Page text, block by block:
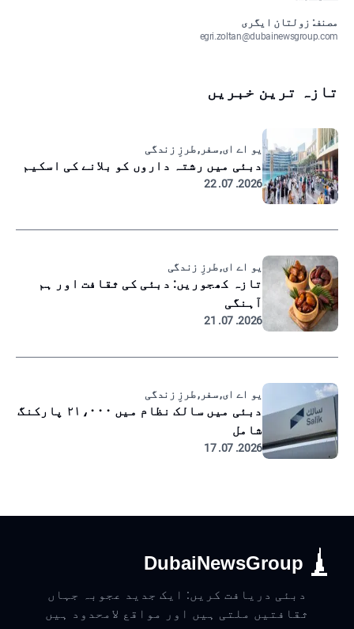
مصنف: زولتان ایگری
egri.zoltan@dubainewsgroup.com
تازہ ترین خبریں
یو اے ای, سفر, طرزِ زندگی
دبئی میں رشتہ داروں کو بلانے کی اسکیم
2026. 07. 22
یو اے ای, طرزِ زندگی
تازہ کھجوریں: دبئی کی ثقافت اور ہم
آہنگی
2026. 07. 21
یو اے ای, سفر, طرزِ زندگی
دبئی میں سالک نظام میں ۲۱،۰۰۰ پارکنگ
شامل
2026. 07. 17
DubaiNewsGroup
دبئی دریافت کریں: ایک جدید عجوبہ جہاں
ثقافتیں ملتی ہیں اور مواقع لامحدود ہیں